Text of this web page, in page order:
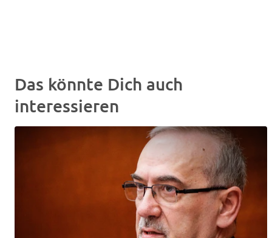
Das könnte Dich auch
interessieren